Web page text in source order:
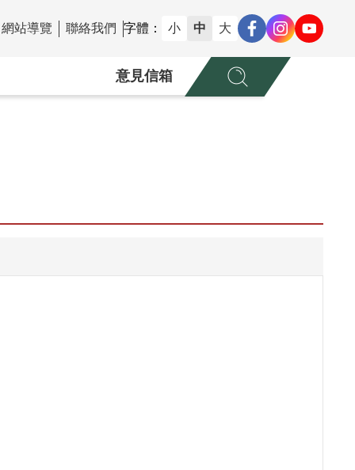
網站導覽 聯絡我們 字體： 小 中 大
意見信箱